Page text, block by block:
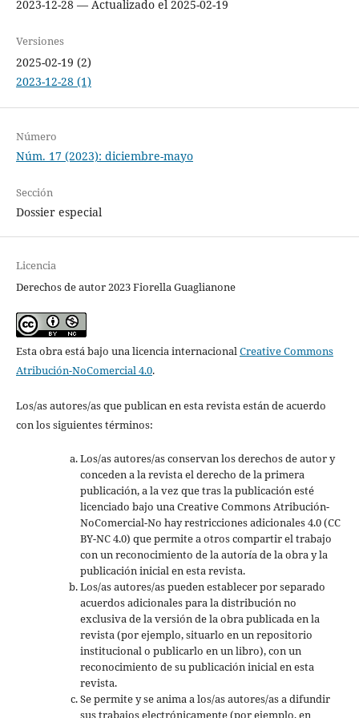
2023-12-28 — Actualizado el 2025-02-19
Versiones
2025-02-19 (2)
2023-12-28 (1)
Número
Núm. 17 (2023): diciembre-mayo
Sección
Dossier especial
Licencia
Derechos de autor 2023 Fiorella Guaglianone
Esta obra está bajo una licencia internacionalCreative Commons
Atribución-NoComercial 4.0.
Los/as autores/as que publican en esta revista están de acuerdo
con los siguientes términos:
Los/as autores/as conservan los derechos de autor y
conceden a la revista el derecho de la primera
publicación, a la vez que tras la publicación esté
licenciado bajo una Creative Commons Atribución-
NoComercial-No hay restricciones adicionales 4.0 (CC
BY-NC 4.0) que permite a otros compartir el trabajo
con un reconocimiento de la autoría de la obra y la
publicación inicial en esta revista.
Los/as autores/as pueden establecer por separado
acuerdos adicionales para la distribución no
exclusiva de la versión de la obra publicada en la
revista (por ejemplo, situarlo en un repositorio
institucional o publicarlo en un libro), con un
reconocimiento de su publicación inicial en esta
revista.
Se permite y se anima a los/as autores/as a difundir
sus trabajos electrónicamente (por ejemplo, en